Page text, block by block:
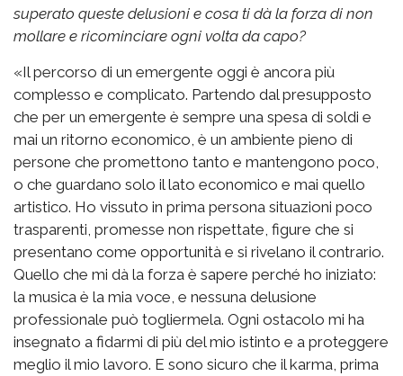
superato queste delusioni e cosa ti dà la forza di non
mollare e ricominciare ogni volta da capo?
«Il percorso di un emergente oggi è ancora più
complesso e complicato. Partendo dal presupposto
che per un emergente è sempre una spesa di soldi e
mai un ritorno economico, è un ambiente pieno di
persone che promettono tanto e mantengono poco,
o che guardano solo il lato economico e mai quello
artistico. Ho vissuto in prima persona situazioni poco
trasparenti, promesse non rispettate, figure che si
presentano come opportunità e si rivelano il contrario.
Quello che mi dà la forza è sapere perché ho iniziato:
la musica è la mia voce, e nessuna delusione
professionale può togliermela. Ogni ostacolo mi ha
insegnato a fidarmi di più del mio istinto e a proteggere
meglio il mio lavoro. E sono sicuro che il karma, prima